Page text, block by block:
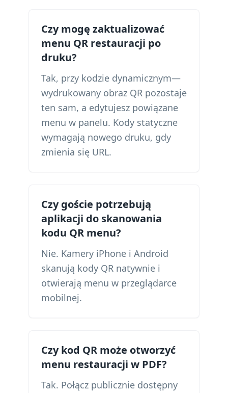
Czy mogę zaktualizować
menu QR restauracji po
druku?
Tak, przy kodzie dynamicznym—
wydrukowany obraz QR pozostaje
ten sam, a edytujesz powiązane
menu w panelu. Kody statyczne
wymagają nowego druku, gdy
zmienia się URL.
Czy goście potrzebują
aplikacji do skanowania
kodu QR menu?
Nie. Kamery iPhone i Android
skanują kody QR natywnie i
otwierają menu w przeglądarce
mobilnej.
Czy kod QR może otworzyć
menu restauracji w PDF?
Tak. Połącz publicznie dostępny